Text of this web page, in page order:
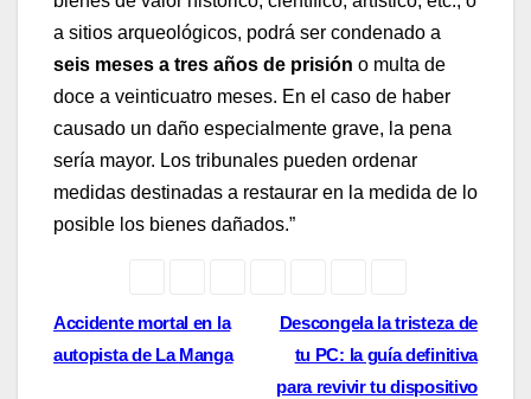
a sitios arqueológicos, podrá ser condenado a
seis meses a tres años de prisión o multa de
doce a veinticuatro meses. En el caso de haber
causado un daño especialmente grave, la pena
sería mayor. Los tribunales pueden ordenar
medidas destinadas a restaurar en la medida de lo
posible los bienes dañados.”
Post
navigation
Descongela la tristeza de
tu PC: la guía definitiva
para revivir tu dispositivo
Accidente mortal en la
autopista de La Manga